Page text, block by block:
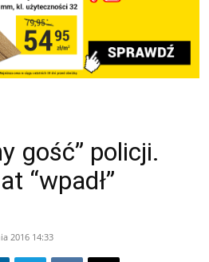
gość” policji.
“wpadł”
2016 14:33